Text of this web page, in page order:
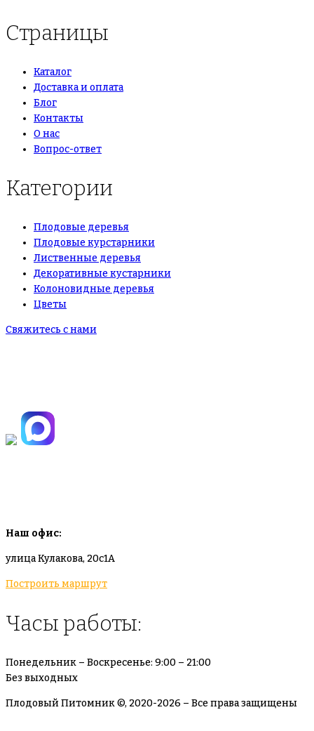
Страницы
Каталог
Доставка и оплата
Блог
Контакты
О нас
Вопрос-ответ
Категории
Плодовые деревья
Плодовые курстарники
Лиственные деревья
Декоративные кустарники
Колоновидные деревья
Цветы
Свяжитесь с нами
Наш офис:
улица Кулакова, 20с1А
Построить маршрут
Часы работы:
Понедельник – Воскресенье: 9:00 – 21:00
Без выходных
Плодовый Питомник ©, 2020-2026 – Все права защищены